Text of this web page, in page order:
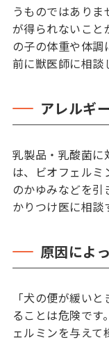
うものではあり
が得られないこと
の子の体重や体調
前に獣医師に相談
アレルギ
乳製品・乳酸菌に
は、ビオフェル
のかゆみなどを引
かりつけ医に相談
原因によ
「犬の便が緩い
ることは危険です
ェルミンを与え